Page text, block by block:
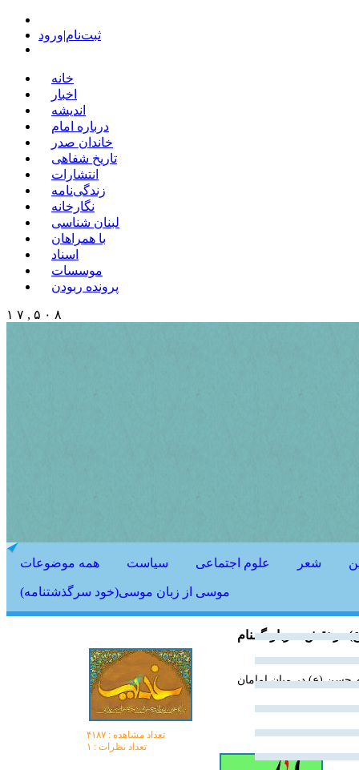
ثبت‌نام|ورود
خانه
اخبار
اندیشه
درباره امام
خاندان صدر
تاریخ شفاهی
انتشارات
زندگی‌نامه
نگارخانه
لبنان شناسی
با همراهان
اسناد
موسسات
پرونده ربودن
۱ ۷ , ۵ ۰ ۸
همه موضوعات سیاست علوم اجتماعی شعر
موسی از زبان موسی(خود سرگذشتنامه)
در نقش سرباز گمنام
حسن (ع) در میان امامان
تعداد مشاهده :‌ ۴۱۸۷
تعداد نظرات : ۱